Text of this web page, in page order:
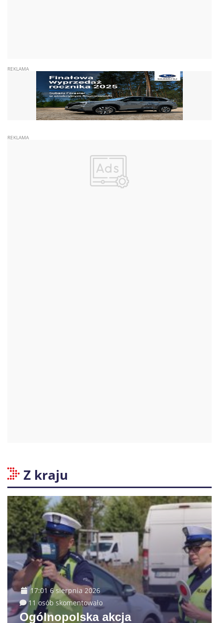
Z kraju
17:01 6 sierpnia 2026
11 osób skomentowało
Ogólnopolska akcja